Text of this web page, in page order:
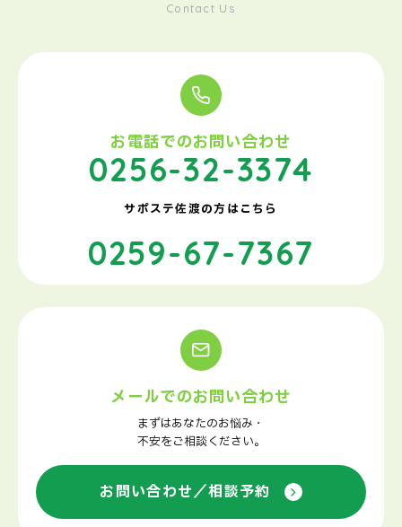
Contact Us
お電話でのお問い合わせ
0256-32-3374
サポステ佐渡の方はこちら
0259-67-7367
メールでのお問い合わせ
まずはあなたのお悩み・
不安をご相談ください。
お問い合わせ／相談予約